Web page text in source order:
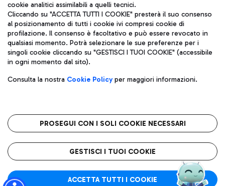
Aeroporti di Roma S.p.A. - Società soggetta a direzione e
coordinamento di Mundys S.p.A.
Codice fiscale e Registro delle Imprese di Roma 13032990155 P.
IVA 06572251004
Capitale sociale 62.224.743,00 int. vers.
Sede legale: Via Pier Paolo Racchetti 1 - 00054 Fiumicino (RM)
telefono +39 06 65951
Privacy policy
Note legali
Roma FCO
L'aeroporto stellato
cookie analitici assimilabili a quelli tecnici.
Cliccando su "ACCETTA TUTTI I COOKIE" presterà il suo consenso
al posizionamento di tutti i cookie ivi compresi cookie di
profilazione. Il consenso è facoltativo e può essere revocato in
qualsiasi momento. Potrà selezionare le sue preferenze per i
singoli cookie cliccando su "GESTISCI I TUOI COOKIE" (accessibile
in ogni momento dal sito).
Consulta la nostra Cookie Policyper maggiori informazioni.
PROSEGUI CON I SOLI COOKIE NECESSARI
GESTISCI I TUOI COOKIE
ACCETTA TUTTI I COOKIE